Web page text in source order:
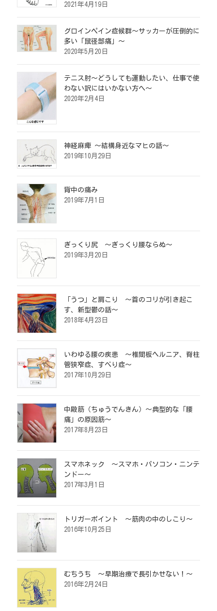
2021年4月19日
グロインペイン症候群～サッカーが圧倒的に
多い「鼠径部痛」～
2020年5月20日
テニス肘～どうしても運動したい、仕事で使
わない訳にはいかない方へ～
2020年2月4日
神経麻痺 ～結構身近なマヒの話～
2019年10月29日
背中の痛み
2019年7月1日
ぎっくり尻 ～ぎっくり腰ならぬ～
2019年3月20日
「うつ」と肩こり ～首のコリが引き起こ
す、新型鬱の話～
2018年4月23日
いわゆる腰の疾患 ～椎間板ヘルニア、脊柱
管狭窄症、すべり症～
2017年10月29日
中殿筋（ちゅうでんきん）～典型的な「腰
痛」の原因筋～
2017年8月23日
スマホネック ～スマホ・パソコン・ニンテ
ンドー～
2017年3月1日
トリガーポイント ～筋肉の中のしこり～
2016年10月25日
むちうち ～早期治療で長引かせない！～
2016年2月24日